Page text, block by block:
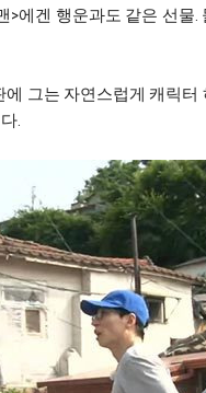
에겐 행운과도 같은 선물
그는 자연스럽게 캐릭터
.